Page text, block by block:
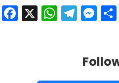
Facebook
X